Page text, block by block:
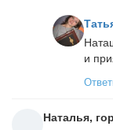
и
Наталья,